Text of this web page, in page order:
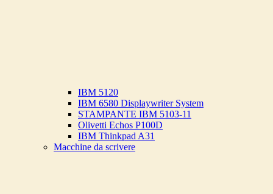
IBM 5120
IBM 6580 Displaywriter System
STAMPANTE IBM 5103-11
Olivetti Echos P100D
IBM Thinkpad A31
Macchine da scrivere